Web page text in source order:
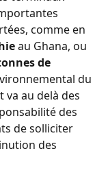
comme en
au Ghana, ou
de
du
va au delà des
des
de solliciter
des